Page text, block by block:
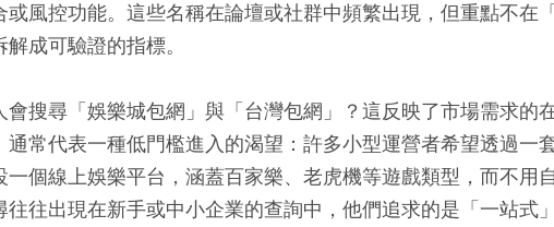
或風控功能。這些名稱在論壇或社群中頻繁出現，但重點不在
成可驗證的指標。
搜尋「娛樂城包網」與「台灣包網」？這反映了市場需求的在
通常代表一種低門檻進入的渴望：許多小型運營者希望透過一
一個線上娛樂平台，涵蓋百家樂、老虎機等遊戲類型，而不用
往出現在新手或中小企業的查詢中，他們追求的是「一站式